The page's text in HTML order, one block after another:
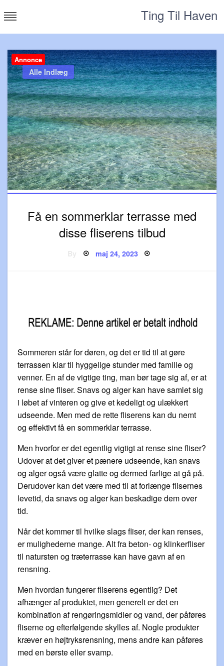
to
Ting Til Haven
Annonce
Alle Indlæg
Få en sommerklar terrasse med
disse fliserens tilbud
Posted
on
maj 24, 2023
Sommeren står for døren, og det er tid til at gøre
terrassen klar til hyggelige stunder med familie og
venner. En af de vigtige ting, man bør tage sig af, er at
rense sine fliser. Snavs og alger kan have samlet sig
i løbet af vinteren og give et kedeligt og ulækkert
udseende. Men med de rette fliserens kan du nemt
og effektivt få en sommerklar terrasse.
Men hvorfor er det egentlig vigtigt at rense sine fliser?
Udover at det giver et pænere udseende, kan snavs
og alger også være glatte og dermed farlige at gå på.
Derudover kan det være med til at forlænge flisernes
levetid, da snavs og alger kan beskadige dem over
tid.
Når det kommer til hvilke slags fliser, der kan renses,
er mulighederne mange. Alt fra beton- og klinkerfliser
til natursten og træterrasse kan have gavn af en
rensning.
Men hvordan fungerer fliserens egentlig? Det
afhænger af produktet, men generelt er det en
kombination af rengøringsmidler og vand, der påføres
fliserne og efterfølgende skylles af. Nogle produkter
kræver en højtryksrensning, mens andre kan påføres
med en børste eller svamp.